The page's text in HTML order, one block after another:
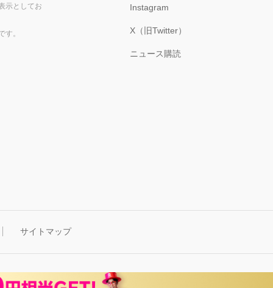
示としてお
す。
Instagram
X（旧Twitter）
ニュース購読
サイトマップ